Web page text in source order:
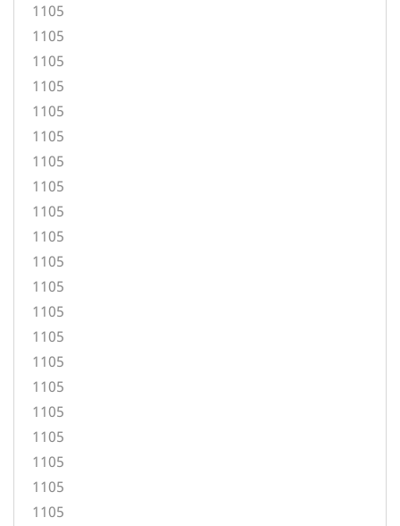
1105
1105
1105
1105
1105
1105
1105
1105
1105
1105
1105
1105
1105
1105
1105
1105
1105
1105
1105
1105
1105